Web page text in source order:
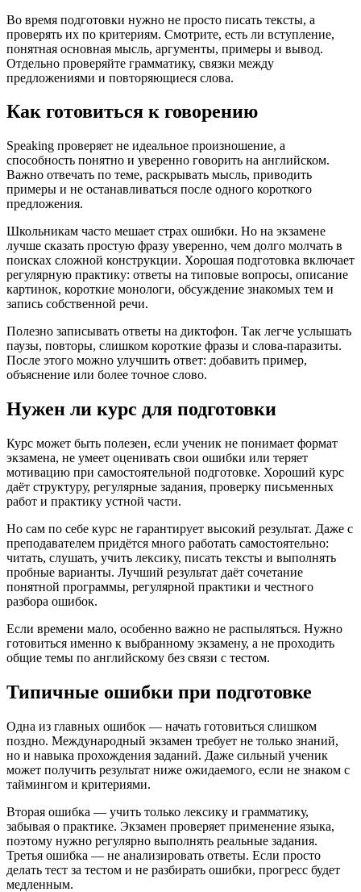
Во время подготовки нужно не просто писать тексты, а
проверять их по критериям. Смотрите, есть ли вступление,
понятная основная мысль, аргументы, примеры и вывод.
Отдельно проверяйте грамматику, связки между
предложениями и повторяющиеся слова.
Как готовиться к говорению
Speaking проверяет не идеальное произношение, а
способность понятно и уверенно говорить на английском.
Важно отвечать по теме, раскрывать мысль, приводить
примеры и не останавливаться после одного короткого
предложения.
Школьникам часто мешает страх ошибки. Но на экзамене
лучше сказать простую фразу уверенно, чем долго молчать в
поисках сложной конструкции. Хорошая подготовка включает
регулярную практику: ответы на типовые вопросы, описание
картинок, короткие монологи, обсуждение знакомых тем и
запись собственной речи.
Полезно записывать ответы на диктофон. Так легче услышать
паузы, повторы, слишком короткие фразы и слова-паразиты.
После этого можно улучшить ответ: добавить пример,
объяснение или более точное слово.
Нужен ли курс для подготовки
Курс может быть полезен, если ученик не понимает формат
экзамена, не умеет оценивать свои ошибки или теряет
мотивацию при самостоятельной подготовке. Хороший курс
даёт структуру, регулярные задания, проверку письменных
работ и практику устной части.
Но сам по себе курс не гарантирует высокий результат. Даже с
преподавателем придётся много работать самостоятельно:
читать, слушать, учить лексику, писать тексты и выполнять
пробные варианты. Лучший результат даёт сочетание
понятной программы, регулярной практики и честного
разбора ошибок.
Если времени мало, особенно важно не распыляться. Нужно
готовиться именно к выбранному экзамену, а не проходить
общие темы по английскому без связи с тестом.
Типичные ошибки при подготовке
Одна из главных ошибок — начать готовиться слишком
поздно. Международный экзамен требует не только знаний,
но и навыка прохождения заданий. Даже сильный ученик
может получить результат ниже ожидаемого, если не знаком с
таймингом и критериями.
Вторая ошибка — учить только лексику и грамматику,
забывая о практике. Экзамен проверяет применение языка,
поэтому нужно регулярно выполнять реальные задания.
Третья ошибка — не анализировать ответы. Если просто
делать тест за тестом и не разбирать ошибки, прогресс будет
медленным.